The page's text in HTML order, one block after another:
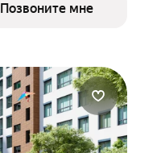
Позвоните мне